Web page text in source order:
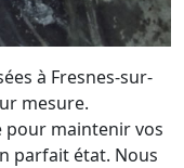
à Fresnes-sur-
mesure.
pour maintenir vos
parfait état. Nous